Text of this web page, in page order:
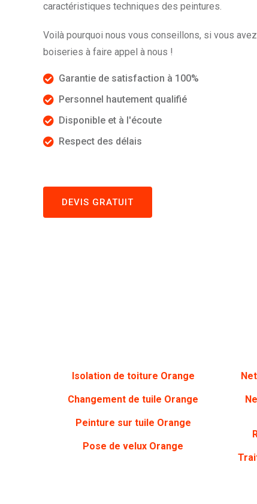
caractéristiques techniques des peintures.
Voilà pourquoi nous vous conseillons, si vous
boiseries à faire appel à nous !
Garantie de satisfaction à 100%
Personnel hautement qualifié
Disponible et à l'écoute
Respect des délais
DEVIS GRATUIT
Isolation de toiture Orange
Changement de tuile Orange
Peinture sur tuile Orange
Pose de velux Orange